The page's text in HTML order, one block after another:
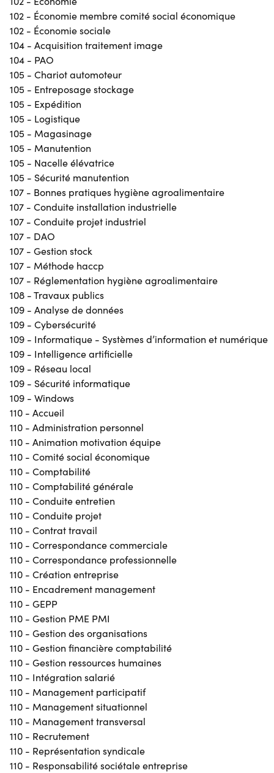
102 - Économie membre comité social économique
102 - Économie sociale
104 - Acquisition traitement image
104 - PAO
105 - Chariot automoteur
105 - Entreposage stockage
105 - Expédition
105 - Logistique
105 - Magasinage
105 - Manutention
105 - Nacelle élévatrice
105 - Sécurité manutention
107 - Bonnes pratiques hygiène agroalimentaire
107 - Conduite installation industrielle
107 - Conduite projet industriel
107 - DAO
107 - Gestion stock
107 - Méthode haccp
107 - Réglementation hygiène agroalimentaire
108 - Travaux publics
109 - Analyse de données
109 - Cybersécurité
109 - Informatique - Systèmes d’information et numérique
109 - Intelligence artificielle
109 - Réseau local
109 - Sécurité informatique
109 - Windows
110 - Accueil
110 - Administration personnel
110 - Animation motivation équipe
110 - Comité social économique
110 - Comptabilité
110 - Comptabilité générale
110 - Conduite entretien
110 - Conduite projet
110 - Contrat travail
110 - Correspondance commerciale
110 - Correspondance professionnelle
110 - Création entreprise
110 - Encadrement management
110 - GEPP
110 - Gestion PME PMI
110 - Gestion des organisations
110 - Gestion financière comptabilité
110 - Gestion ressources humaines
110 - Intégration salarié
110 - Management participatif
110 - Management situationnel
110 - Management transversal
110 - Recrutement
110 - Représentation syndicale
110 - Responsabilité sociétale entreprise